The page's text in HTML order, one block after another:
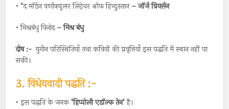
• “द मॉर्डन वर्णाक्यूलर लिट्रेचर ऑफ हिन्दुस्तान–जॉर्जग्रियर्सन
• मिश्रबंधु विनोद–मिश्रबंधु
दोष:- युगीन परिस्थितियाँ तथा कवियों की प्रवृत्तियाँ इस पद्धति में स्थान नहीं पा
सकी।
3. विधेयवादी पद्धति :-
• इस पद्धति के जनक‘हिप्पोलीएडॉल्फतेन‘है।